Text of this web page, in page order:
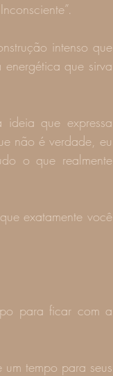
intenso que
que sirva
que expressa
não é verdade, eu
o que realmente
exatamente você
para ficar com a
tempo para seus